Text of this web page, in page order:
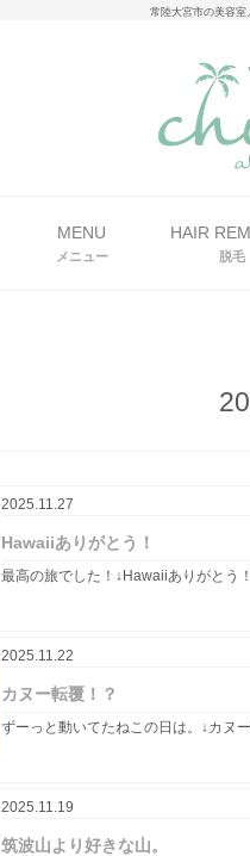
常陸大宮市の美容室
MENU
メニュー
HAIR
脱毛
2025.11.27
Hawaiiありがとう！
最高の旅でした！↓Hawaiiありがとう！
2025.11.22
カヌー転覆！？
ずーっと動いてたねこの日は。↓カヌー
2025.11.19
筑波山より好きな山。